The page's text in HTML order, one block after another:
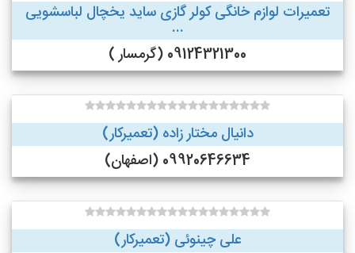
تعمیرات لوازم خانگی کولر گازی ساید یخچال لباسشویی
...
09124321300 (گرمسار )
دانیال مختار زاده (تعمیرکار)
09920646634 (اصفهان)
علی چینوئی (تعمیرکار)